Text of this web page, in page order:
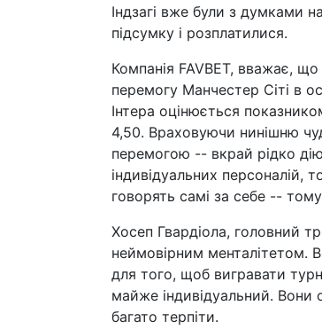
Індзагі вже були з думками
підсумку і розплатилися.
Компанія FAVBET, вважає,
перемогу Манчестер Сіті в
Інтера оцінюється
4,50. Враховуючи нинішню
перемогою -- вкрай рідко
індивідуальних персоналій,
говорять самі за себе --
Хосеп Гвардіола, головний
неймовірним менталітетом.
для того, щоб вигравати
майже індивідуальний. Вони
багато терпіти.